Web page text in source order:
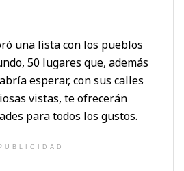
una lista con los pueblos
50 lugares que, además
esperar, con sus calles
vistas, te ofrecerán
para todos los gustos.